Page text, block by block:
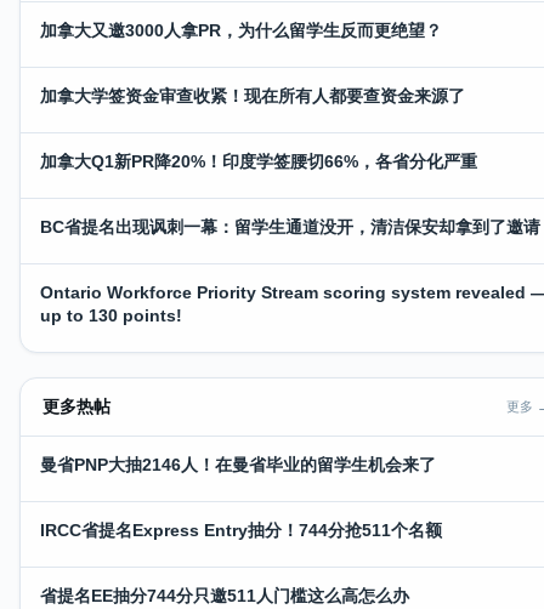
加拿大又邀3000人拿PR，为什么留学生反而更绝望？
加拿大学签资金审查收紧！现在所有人都要查资金来源了
加拿大Q1新PR降20%！印度学签腰切66%，各省分化严重
BC省提名出现讽刺一幕：留学生通道没开，清洁保安却拿到了邀请
Ontario Workforce Priority Stream scoring system revealed
up to 130 points!
更多热帖 更多
曼省PNP大抽2146人！在曼省毕业的留学生机会来了
IRCC省提名Express Entry抽分！744分抢511个名额
省提名EE抽分744分只邀511人门槛这么高怎么办